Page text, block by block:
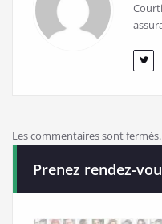
Les commentaires sont fermés.
Prenez rendez-